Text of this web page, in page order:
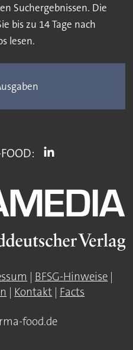
Suchergebnissen. Die
bis zu 14 Tage nach
lesen.
| BFSG-Hinweise |
| Kontakt | Facts
food.de